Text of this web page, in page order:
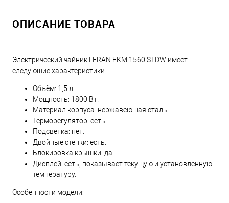
ОПИСАНИЕ ТОВАРА
Электрический чайник LERAN EKM 1560 STDW имеет
следующие характеристики:
Объём: 1,5 л.
Мощность: 1800 Вт.
Материал корпуса: нержавеющая сталь.
Терморегулятор: есть.
Подсветка: нет.
Двойные стенки: есть.
Блокировка крышки: да.
Дисплей: есть, показывает текущую и установленную
температуру.
Особенности модели: